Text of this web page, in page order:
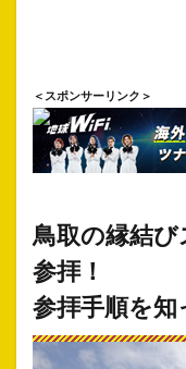
＜スポンサーリンク＞
鳥取の縁結
参拝！
参拝手順を知